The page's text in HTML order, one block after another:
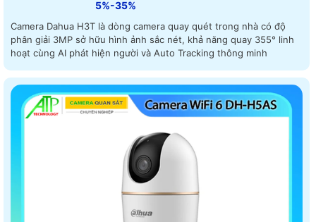
5%-35%
Camera Dahua H3T là dòng camera quay quét trong nhà có độ
phân giải 3MP sở hữu hình ảnh sắc nét, khả năng quay 355° linh
hoạt cùng AI phát hiện người và Auto Tracking thông minh